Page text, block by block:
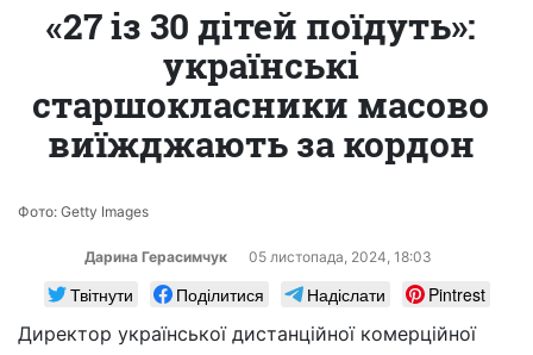
«27 із 30 дітей поїдуть»:
українські
старшокласники масово
виїжджають за кордон
Фото: Getty Images
Дарина Герасимчук 05 листопада, 2024, 18:03
Твітнути Поділитися Надіслати
Pintrest
Директор української дистанційної комерційної